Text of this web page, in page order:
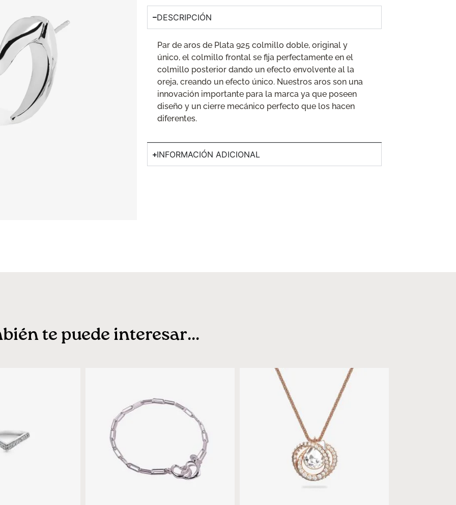
DESCRIPCIÓN
Par de aros de Plata 925 colmillo doble, original y
único, el colmillo frontal se fija perfectamente en el
colmillo posterior dando un efecto envolvente al la
oreja, creando un efecto único. Nuestros aros son una
innovación importante para la marca ya que poseen
diseño y un cierre mecánico perfecto que los hacen
diferentes.
INFORMACIÓN ADICIONAL
te puede interesar...